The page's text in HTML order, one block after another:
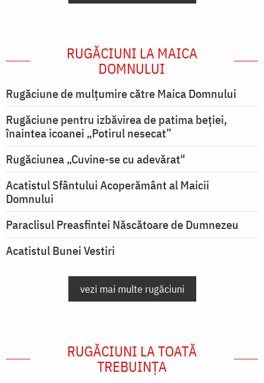
RUGĂCIUNI LA MAICA
DOMNULUI
Rugăciune de mulţumire către Maica Domnului
Rugăciune pentru izbăvirea de patima beției,
înaintea icoanei „Potirul nesecat”
Rugăciunea „Cuvine-se cu adevărat"
Acatistul Sfântului Acoperământ al Maicii
Domnului
Paraclisul Preasfintei Născătoare de Dumnezeu
Acatistul Bunei Vestiri
vezi mai multe rugăciuni
RUGĂCIUNI LA TOATĂ
TREBUINȚA